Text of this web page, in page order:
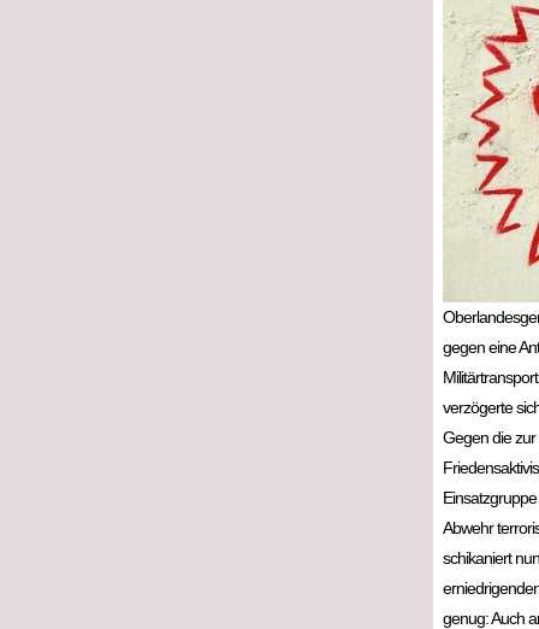
gegen eine
verzögerte
Gegen die
Abwehr
schikaniert
genug: Auch